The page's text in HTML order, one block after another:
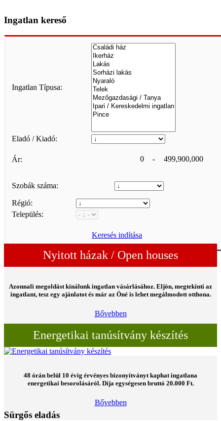
Ingatlan kereső
Ingatlan Típusa:
Eladó / Kiadó:
Ár: 0 - 499,900,000
Szobák száma:
Régió:
Település:
Keresés indítása
Nyitott házak / Open houses
Azonnali megoldást kínálunk ingatlan vásárlásához. Eljön, megtekinti az
ingatlant, tesz egy ajánlatot és már az Öné is lehet megálmodott otthona.
Bővebben
Energetikai tanúsítvány készítés
48 órán belül 10 évig érvényes bizonyítványt kaphat ingatlana
energetikai besorolásáról. Díja egységesen bruttó 20.000 Ft.
Bővebben
Sürgős eladás